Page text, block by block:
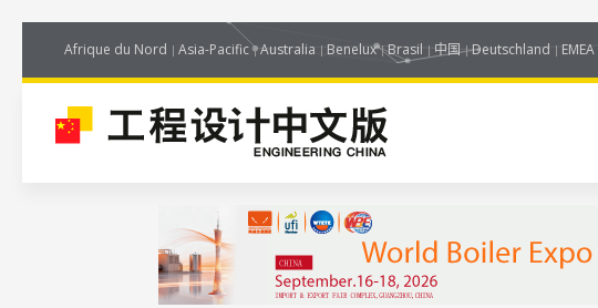
Afrique du Nord Asia-Pacific Australia Benelux Brasil 中国 Deutschland EMEA